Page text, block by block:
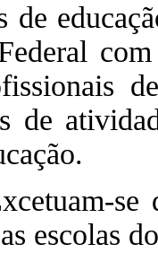
de
de
escolas